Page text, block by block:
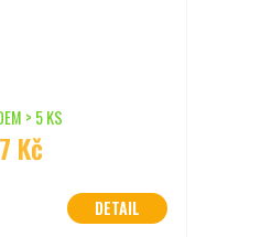
> 5 KS
Kč
DETAIL